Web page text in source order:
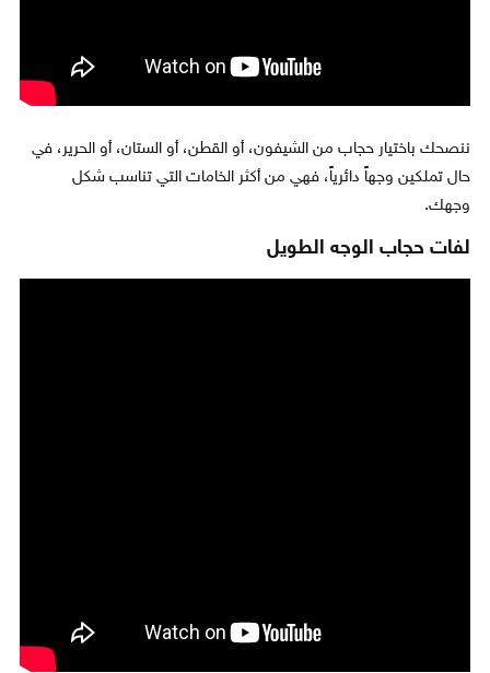
ننصحك باختيار حجاب من الشيفون، أو القطن، أو الستان، أو الحرير، في
حال تملكين وجهاً دائرياً، فهي من أكثر الخامات التي تناسب شكل
وجهك.
لفات حجاب الوجه الطويل